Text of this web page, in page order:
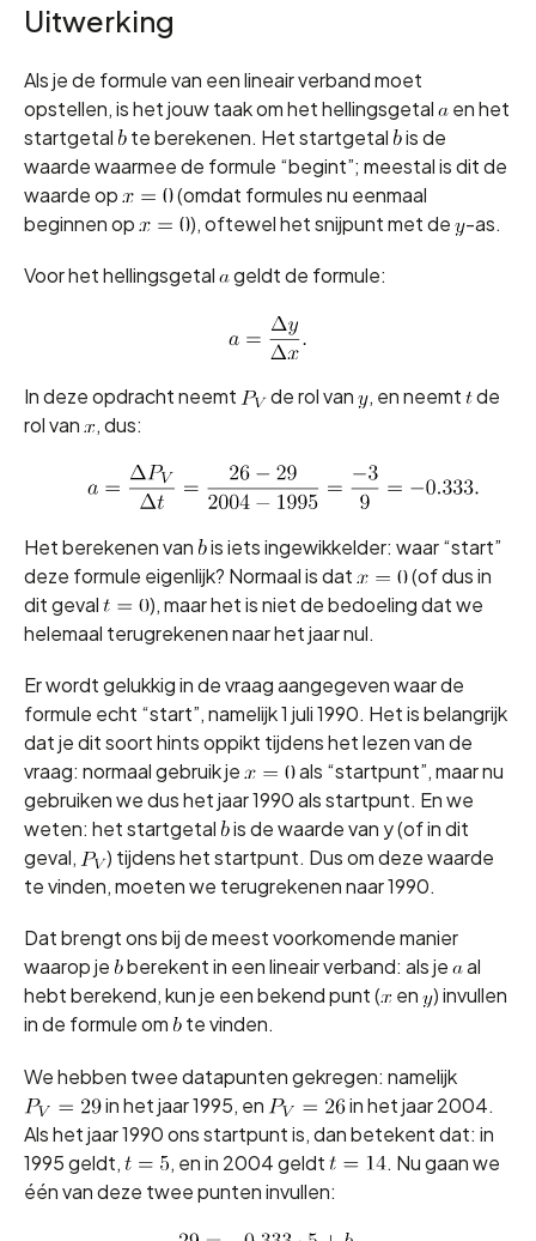
Uitwerking
Als je de formule van een lineair verband moet
opstellen, is het jouw taak om het hellingsgetal
en het
startgetal
te berekenen. Het startgetal
is de
waarde waarmee de formule “begint”; meestal is dit de
waarde op
(omdat formules nu eenmaal
beginnen op
), oftewel het snijpunt met de -as.
Voor het hellingsgetal geldt de formule:
In deze opdracht neemt de rol van , en neemt
de
rol van
, dus:
Het berekenen van
is iets ingewikkelder: waar “start”
deze formule eigenlijk? Normaal is dat
(of dus in
dit geval
), maar het is niet de bedoeling dat we
helemaal terugrekenen naar het jaar nul.
Er wordt gelukkig in de vraag aangegeven waar de
formule echt “start”, namelijk 1 juli 1990. Het is belangrijk
dat je dit soort hints oppikt tijdens het lezen van de
vraag: normaal gebruik je
als “startpunt”, maar nu
gebruiken we dus het jaar 1990 als startpunt. En we
weten: het startgetal
is de waarde van y (of in dit
geval,
) tijdens het startpunt. Dus om deze waarde
te vinden, moeten we terugrekenen naar 1990.
Dat brengt ons bij de meest voorkomende manier
waarop je
berekent in een lineair verband: als je
al
hebt berekend, kun je een bekend punt (
en
) invullen
in de formule om
te vinden.
We hebben twee datapunten gekregen: namelijk
in het jaar 1995, en
in het jaar 2004.
Als het jaar 1990 ons startpunt is, dan betekent dat: in
1995 geldt,
, en in 2004 geldt
. Nu gaan we
één van deze twee punten invullen: